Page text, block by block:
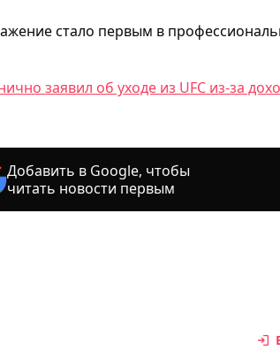
стало первым в
заявил об уходе из UFC из-за
Добавить в Google, чтобы
читать новости первым